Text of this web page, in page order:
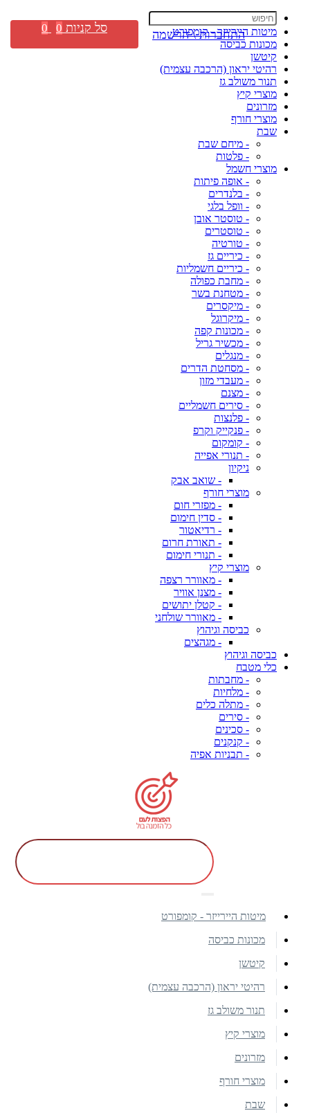
מיטות היירייזר - קומפורט
מכונות כביסה
קיטשן
רהיטי יראון (הרכבה עצמית)
תנור משולב גז
מוצרי קיץ
מזרונים
מוצרי חורף
שבת
- מיחם שבת
- פלטות
מוצרי חשמל
- אופה פיתות
- בלנדרים
- וופל בלגי
- טוסטר אובן
- טוסטרים
- טורטיה
- כיריים גז
- כיריים חשמליות
- מחבת כפולה
- מטחנת בשר
- מיקסרים
- מיקרוגל
- מכונות קפה
- מכשיר גריל
- מנגלים
- מסחטת הדרים
- מעבדי מזון
- מצנם
- סירים חשמליים
- פלנצות
- פנקייק וקרפ
- קומקום
- תנורי אפייה
ניקיון
- שואב אבק
מוצרי חורף
- מפזרי חום
- סדין חימום
- רדיאטור
- תאורת חרום
- תנורי חימום
מוצרי קיץ
- מאוורר רצפה
- מצנן אוויר
- קטלן יתושים
- מאוורר שולחני
כביסה וגיהוץ
- מגהצים
כביסה וגיהוץ
כלי מטבח
- מחבתות
- מלחיות
- מתלה כלים
- סירים
- סכינים
- קנקנים
- תבניות אפיה
התחברות \ הרשמה סל קניות 0
0
מיטות היירייזר - קומפורט
מכונות כביסה
קיטשן
רהיטי יראון (הרכבה עצמית)
תנור משולב גז
מוצרי קיץ
מזרונים
מוצרי חורף
שבת